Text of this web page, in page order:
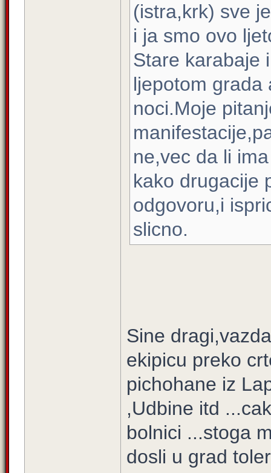
(istra,krk) sve
i ja smo ovo
Stare karabaje
ljepotom grada
noci.Moje
ne,vec da li
kako drugacije
odgovoru,i
slicno.
Sine
ekipicu preko
pichohane iz
,Udbine itd
bolnici ...stoga
dosli u grad